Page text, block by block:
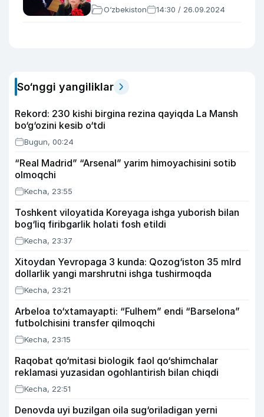
O‘zbekiston 14:30 / 26.09.2024
So‘nggi yangiliklar
Rekord: 230 kishi birgina rezina qayiqda La Mansh
bo‘g‘ozini kesib o‘tdi
Bugun, 00:24
“Real Madrid” “Arsenal” yarim himoyachisini sotib
olmoqchi
Kecha, 23:55
Toshkent viloyatida Koreyaga ishga yuborish bilan
bog‘liq firibgarlik holati fosh etildi
Kecha, 23:37
Xitoydan Yevropaga 3 kunda: Qozog‘iston 35 mlrd
dollarlik yangi marshrutni ishga tushirmoqda
Kecha, 23:21
Arbeloa to‘xtamayapti: “Fulhem” endi “Barselona”
futbolchisini transfer qilmoqchi
Kecha, 23:15
Raqobat qo‘mitasi biologik faol qo‘shimchalar
reklamasi yuzasidan ogohlantirish bilan chiqdi
Kecha, 22:51
Denovda uyi buzilgan oila sug‘oriladigan yerni